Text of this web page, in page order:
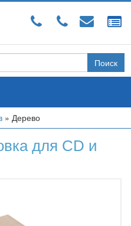
» Дерево
для CD и